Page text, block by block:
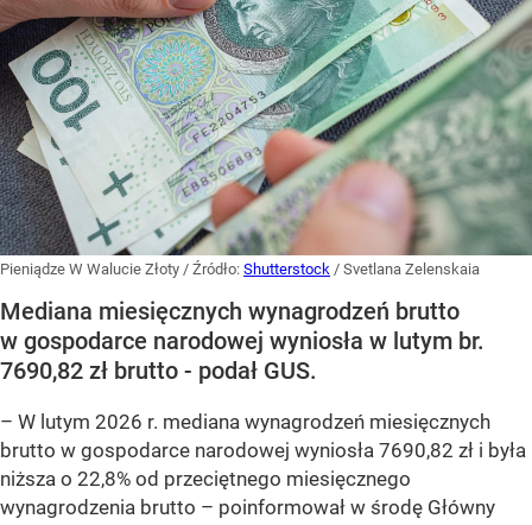
Pieniądze W Walucie Złoty / Źródło: Shutterstock / Svetlana Zelenskaia
Mediana miesięcznych wynagrodzeń brutto
w gospodarce narodowej wyniosła w lutym br.
7690,82 zł brutto - podał GUS.
– W lutym 2026 r. mediana wynagrodzeń miesięcznych
brutto w gospodarce narodowej wyniosła 7690,82 zł i była
niższa o 22,8% od przeciętnego miesięcznego
wynagrodzenia brutto – poinformował w środę Główny